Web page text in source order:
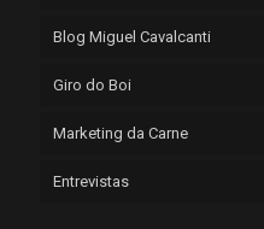
Blog Miguel Cavalcanti
Giro do Boi
Marketing da Carne
Entrevistas